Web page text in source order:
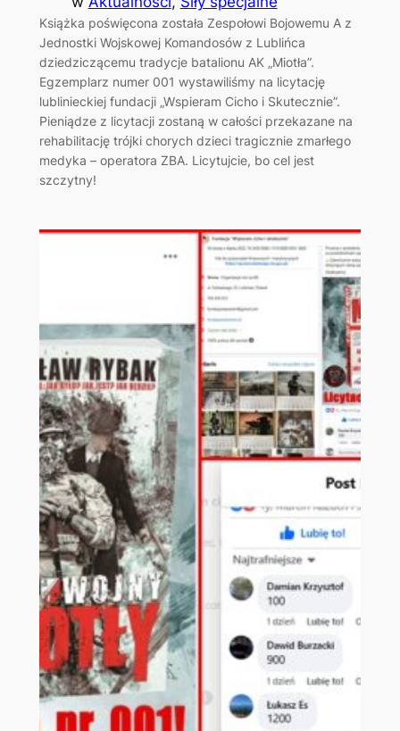
Książka poświęcona została Zespołowi Bojowemu A z
Jednostki Wojskowej Komandosów z Lublińca
dziedziczącemu tradycje batalionu AK „Miotła”.
Egzemplarz numer 001 wystawiliśmy na licytację
lublinieckiej fundacji „Wspieram Cicho i Skutecznie”.
Pieniądze z licytacji zostaną w całości przekazane na
rehabilitację trójki chorych dzieci tragicznie zmarłego
medyka – operatora ZBA. Licytujcie, bo cel jest
szczytny!